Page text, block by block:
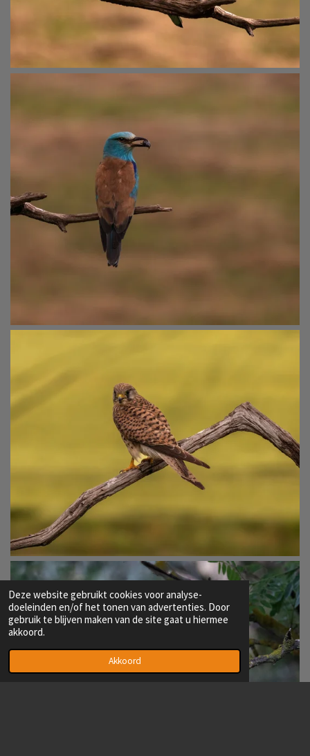
Deze website gebruikt cookies voor analyse-
doeleinden en/of het tonen van advertenties. Door
gebruik te blijven maken van de site gaat u hiermee
akkoord.
Akkoord